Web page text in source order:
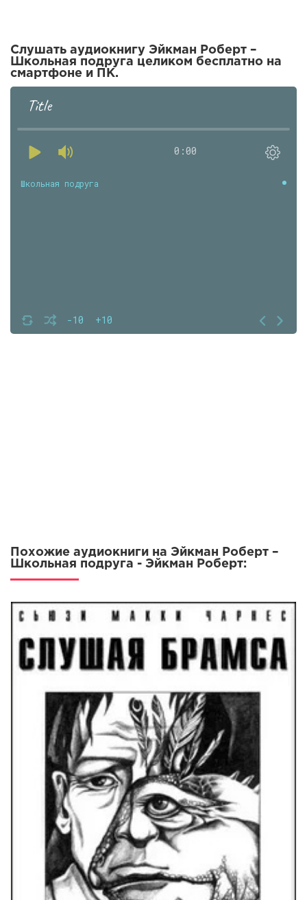
Слушать аудиокнигу Эйкман Роберт –
Школьная подруга целиком бесплатно на
смартфоне и ПК.
Title
0:00
-10 +10
Школьная подруга
Похожие аудиокниги на Эйкман Роберт –
Школьная подруга - Эйкман Роберт: